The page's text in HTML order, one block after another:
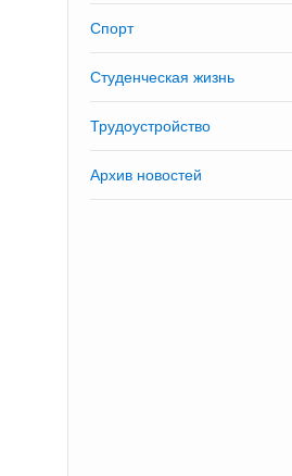
Спорт
Студенческая жизнь
Трудоустройство
Архив новостей